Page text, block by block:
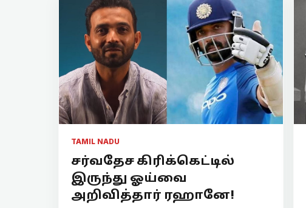
TAMIL NADU
சர்வதேச கிரிக்கெட்டில்
இருந்து ஓய்வை
அறிவித்தார் ரஹானே!